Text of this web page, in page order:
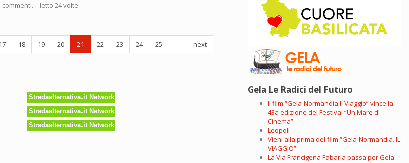
letto 24 volte
18 19 20 21 22 23 24 25 …
next
Stradaalternativa.it Network
Stradaalternativa.it Network
Stradaalternativa.it Network
Gela Le Radici del Futuro
Il film “Gela-Normandia.Il Viaggio” vince la
43a edizione del Festival “Un Mare di
Cinema”
Leopoli
Vieni alla prima del film “Gela-Normandia. IL
VIAGGIO”
La Via Francigena Fabaria passa per Gela